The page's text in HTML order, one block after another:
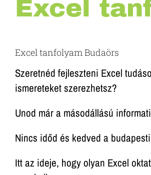
Excel
Excel tanfolyam Budaörs
Szeretnéd fejleszteni Excel
ismereteket szerezhetsz?
Unod már a másodállású
Nincs időd és kedved a
Itt az ideje, hogy olyan Excel